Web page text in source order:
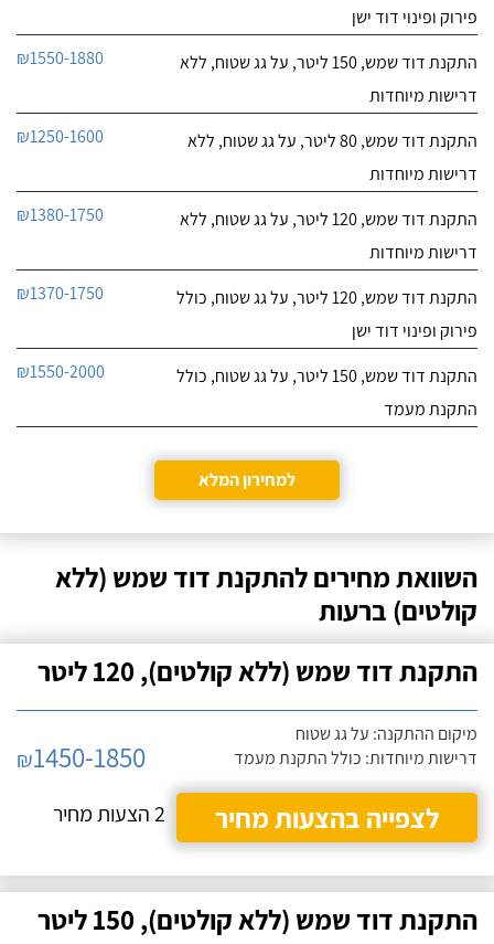
דניאל, הוא היה מקסים
ואדיב וכבר מהרגע הראשון
התרשמתי ממנו לטובה.
פירוק ופינוי דוד ישן
התקנת דוד שמש, 150 ליטר, על גג שטוח, ללא
דרישות מיוחדות
₪1550-1880
התקנת דוד שמש, 80 ליטר, על גג שטוח, ללא
דרישות מיוחדות
₪1250-1600
התקנת דוד שמש, 120 ליטר, על גג שטוח, ללא
דרישות מיוחדות
₪1380-1750
התקנת דוד שמש, 120 ליטר, על גג שטוח, כולל
פירוק ופינוי דוד ישן
₪1370-1750
התקנת דוד שמש, 150 ליטר, על גג שטוח, כולל
התקנת מעמד
₪1550-2000
למחירון המלא
השוואת מחירים להתקנת דוד שמש (ללא
קולטים) ברעות
התקנת דוד שמש (ללא קולטים), 120 ליטר
מיקום ההתקנה: על גג שטוח
דרישות מיוחדות: כולל התקנת מעמד
₪1450-1850
לצפייה בהצעות מחיר
2 הצעות מחיר
התקנת דוד שמש (ללא קולטים), 150 ליטר